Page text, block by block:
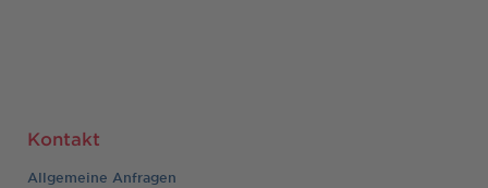
Kontakt
Allgemeine Anfragen